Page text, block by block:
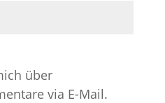
über
via E-Mail.